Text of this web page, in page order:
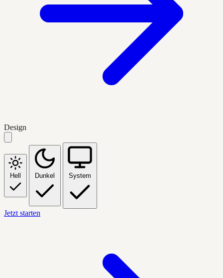
Design
Hell Dunkel System
Jetzt starten